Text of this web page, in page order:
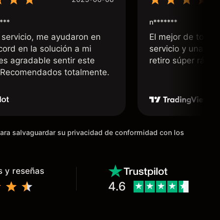
me ayudaron en
en la solución a mi
agradable sentir este
totalmente.
n*******
El mejor de
servicio y una
retiro súper
salvaguardar su privacidad de conformidad con los
y reseñas
4.6